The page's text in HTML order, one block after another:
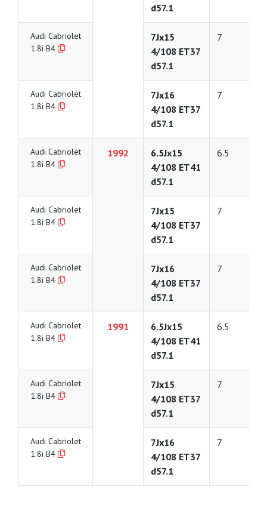
d57.1
Audi Cabriolet
1.8i B4
7Jx15
4/108 ET37
d57.1
7
Audi Cabriolet
1.8i B4
7Jx16
4/108 ET37
d57.1
7
Audi Cabriolet
1.8i B4
1992
6.5Jx15
4/108 ET41
d57.1
6.5
Audi Cabriolet
1.8i B4
7Jx15
4/108 ET37
d57.1
7
Audi Cabriolet
1.8i B4
7Jx16
4/108 ET37
d57.1
7
Audi Cabriolet
1.8i B4
1991
6.5Jx15
4/108 ET41
d57.1
6.5
Audi Cabriolet
1.8i B4
7Jx15
4/108 ET37
d57.1
7
Audi Cabriolet
1.8i B4
7Jx16
4/108 ET37
d57.1
7